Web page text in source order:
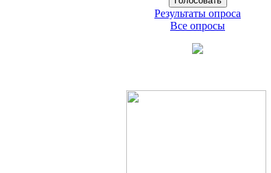
Результаты опроса
Все опросы